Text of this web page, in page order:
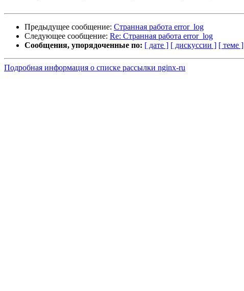
Предыдущее сообщение: Странная работа error_log
Следующее сообщение: Re: Странная работа error_log
Сообщения, упорядоченные по: [ дате ] [ дискуссии ] [ теме ]
Подробная информация о списке рассылки nginx-ru